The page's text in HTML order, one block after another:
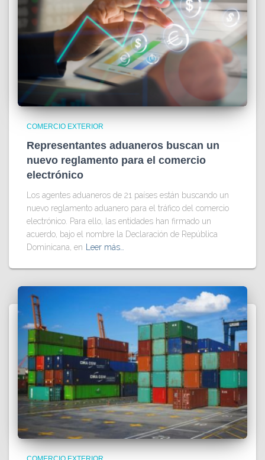
COMERCIO EXTERIOR
Representantes aduaneros buscan un
nuevo reglamento para el comercio
electrónico
Los agentes aduaneros de 21 países están buscando un
nuevo reglamento aduanero para el tráfico del comercio
electrónico. Para ello, las entidades han firmado un
acuerdo, bajo el nombre la Declaración de República
Dominicana, en
Leer más…